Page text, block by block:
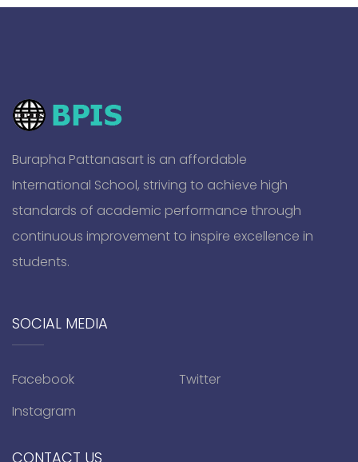
Burapha Pattanasart is an affordable
International School, striving to achieve high
standards of academic performance through
continuous improvement to inspire excellence in
students.
SOCIAL MEDIA
Facebook
Twitter
Instagram
CONTACT US